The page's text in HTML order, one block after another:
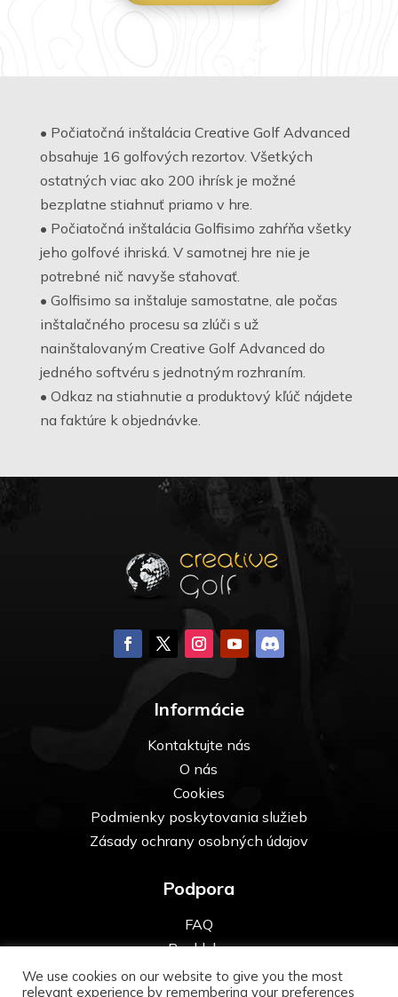
• Počiatočná inštalácia Creative Golf Advanced
obsahuje 16 golfových rezortov. Všetkých
ostatných viac ako 200 ihrísk je možné
bezplatne stiahnuť priamo v hre.
• Počiatočná inštalácia Golfisimo zahŕňa všetky
jeho golfové ihriská. V samotnej hre nie je
potrebné nič navyše sťahovať.
• Golfisimo sa inštaluje samostatne, ale počas
inštalačného procesu sa zlúči s už
nainštalovaným Creative Golf Advanced do
jedného softvéru s jednotným rozhraním.
• Odkaz na stiahnutie a produktový kľúč nájdete
na faktúre k objednávke.
Informácie
Kontaktujte nás
O nás
Cookies
Podmienky poskytovania služieb
Zásady ochrany osobných údajov
Podpora
FAQ
Pre kluby
We use cookies on our website to give you the most
relevant experience by remembering your preferences